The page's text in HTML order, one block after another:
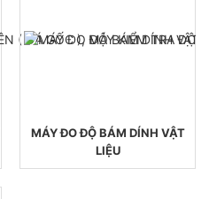
MÁY ĐO ĐỘ BÁM DÍNH VẬT
LIỆU